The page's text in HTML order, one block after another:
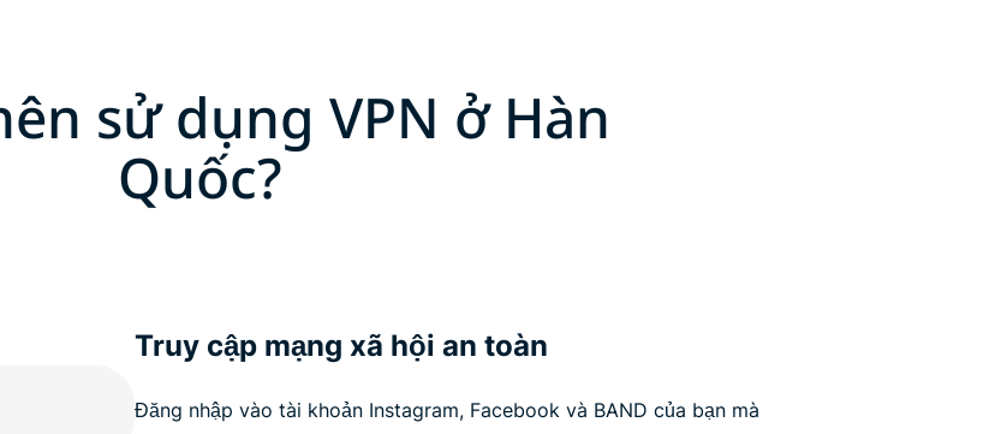
sử dụng VPN ở Hàn
Quốc?
Truy cập mạng xã hội an toàn
Đăng nhập vào tài khoản Instagram, Facebook và BAND của bạn mà